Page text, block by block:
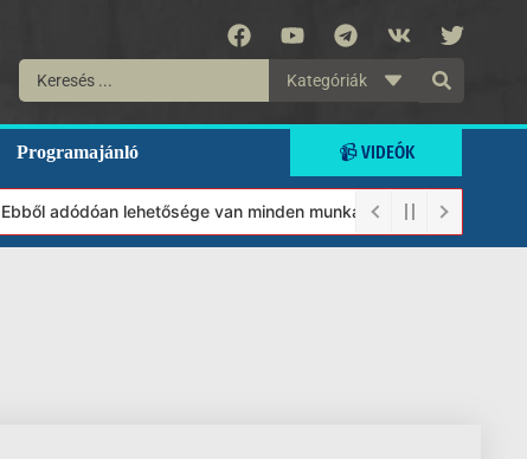
Kategóriák
Programajánló 📹 VIDEÓK
lehetősége van minden munkánkat segíteni